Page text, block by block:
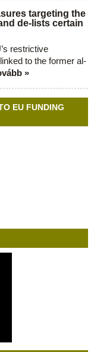
targeting the
de-lists certain
restrictive
to the former al-
»
EU FUNDING